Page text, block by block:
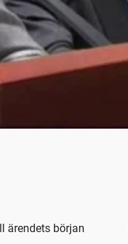
ärendets början